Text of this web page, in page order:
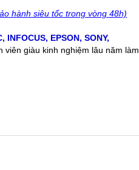
hành siêu tốc trong vòng 48h)
, INFOCUS, EPSON, SONY,
giàu kinh nghiệm lâu năm làm